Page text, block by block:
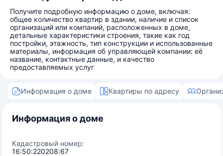
Получите подробную информацию о доме, включая:
общее количество квартир в здании, наличие и список
организаций или компаний, расположенных в доме,
детальные характеристики строения, такие как год
постройки, этажность, тип конструкции и использованные
материалы, информация об управляющей компании: её
название, контактные данные, и качество
предоставляемых услуг
Информация о доме Квартиры по адресу
Информация о доме
Кадастровый номер:
16:50:220208:67